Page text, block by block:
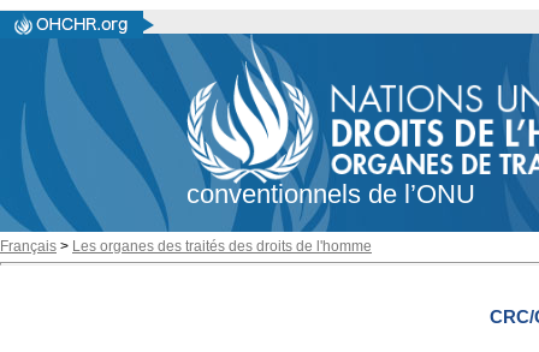
conventionnels de l’ONU
Français > Les organes des traités des droits de l'homme
CRC/